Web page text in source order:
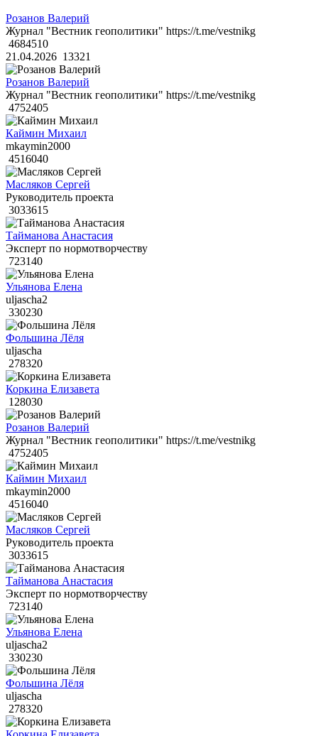
Розанов Валерий
Журнал "Вестник геополитики" https://t.me/vestnikg
4684510
21.04.2026 13321
Розанов Валерий
Журнал "Вестник геополитики" https://t.me/vestnikg
4752405
Каймин Михаил
mkaymin2000
4516040
Масляков Сергей
Руководитель проекта
3033615
Тайманова Анастасия
Эксперт по нормотворчеству
723140
Ульянова Елена
uljascha2
330230
Фольшина Лёля
uljascha
278320
Коркина Елизавета
128030
Розанов Валерий
Журнал "Вестник геополитики" https://t.me/vestnikg
4752405
Каймин Михаил
mkaymin2000
4516040
Масляков Сергей
Руководитель проекта
3033615
Тайманова Анастасия
Эксперт по нормотворчеству
723140
Ульянова Елена
uljascha2
330230
Фольшина Лёля
uljascha
278320